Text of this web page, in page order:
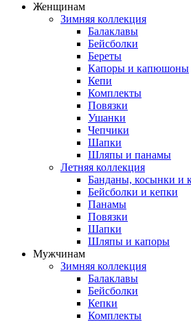
Женщинам
Зимняя коллекция
Балаклавы
Бейсболки
Береты
Капоры и капюшоны
Кепи
Комплекты
Повязки
Ушанки
Чепчики
Шапки
Шляпы и панамы
Летняя коллекция
Банданы, косынки и
Бейсболки и кепки
Панамы
Повязки
Шапки
Шляпы и капоры
Мужчинам
Зимняя коллекция
Балаклавы
Бейсболки
Кепки
Комплекты